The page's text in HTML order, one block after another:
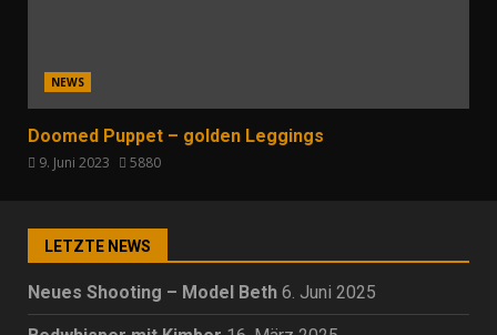
NEWS
Doomed Puppet – golden Leggings
9. Juni 2023 5880
LETZTE NEWS
Neues Shooting – Model Beth 6. Juni 2025